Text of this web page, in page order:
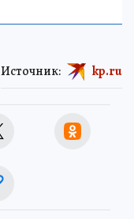
Источник: kp.ru